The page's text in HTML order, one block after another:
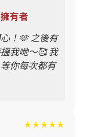
有者
！🫶 之後有
我哋～🥰 我
你每次都有
★★★★★